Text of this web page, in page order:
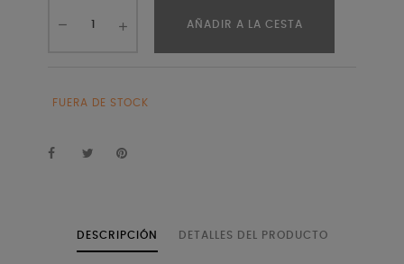
AÑADIR A LA CESTA
FUERA DE STOCK
DESCRIPCIÓN DETALLES DEL PRODUCTO